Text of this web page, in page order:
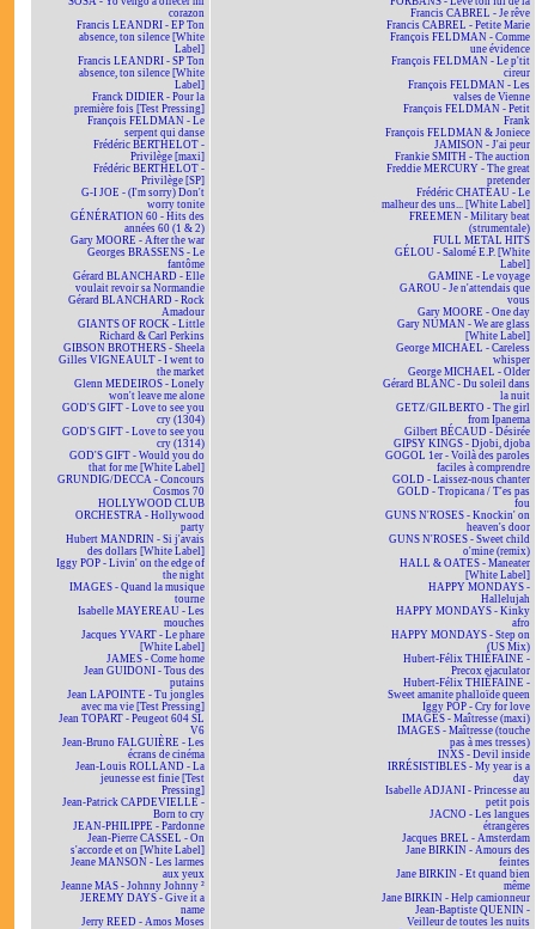
corazon
Francis LEANDRI - EP Ton
absence, ton silence [White
Label]
Francis LEANDRI - SP Ton
absence, ton silence [White
Label]
Franck DIDIER - Pour la
première fois [Test Pressing]
François FELDMAN - Le
serpent qui danse
Frédéric BERTHELOT -
Privilège [maxi]
Frédéric BERTHELOT -
Privilège [SP]
G-I JOE - (I'm sorry) Don't
worry tonite
GÉNÉRATION 60 - Hits des
années 60 (1 & 2)
Gary MOORE - After the war
Georges BRASSENS - Le
fantôme
Gérard BLANCHARD - Elle
voulait revoir sa Normandie
Gérard BLANCHARD - Rock
Amadour
GIANTS OF ROCK - Little
Richard & Carl Perkins
GIBSON BROTHERS - Sheela
Gilles VIGNEAULT - I went to
the market
Glenn MEDEIROS - Lonely
won't leave me alone
GOD'S GIFT - Love to see you
cry (1304)
GOD'S GIFT - Love to see you
cry (1314)
GOD'S GIFT - Would you do
that for me [White Label]
GRUNDIG/DECCA - Concours
Cosmos 70
HOLLYWOOD CLUB
ORCHESTRA - Hollywood
party
Hubert MANDRIN - Si j'avais
des dollars [White Label]
Iggy POP - Livin' on the edge of
the night
IMAGES - Quand la musique
tourne
Isabelle MAYEREAU - Les
mouches
Jacques YVART - Le phare
[White Label]
JAMES - Come home
Jean GUIDONI - Tous des
putains
Jean LAPOINTE - Tu jongles
avec ma vie [Test Pressing]
Jean TOPART - Peugeot 604 SL
V6
Jean-Bruno FALGUIÈRE - Les
écrans de cinéma
Jean-Louis ROLLAND - La
jeunesse est finie [Test
Pressing]
Jean-Patrick CAPDEVIELLE -
Born to cry
JEAN-PHILIPPE - Pardonne
Jean-Pierre CASSEL - On
s'accorde et on [White Label]
Jeane MANSON - Les larmes
aux yeux
Jeanne MAS - Johnny Johnny ²
JEREMY DAYS - Give it a
name
Jerry REED - Amos Moses
Francis CABREL - Je rêve
Francis CABREL - Petite Marie
François FELDMAN - Comme
une évidence
François FELDMAN - Le p'tit
cireur
François FELDMAN - Les
valses de Vienne
François FELDMAN - Petit
Frank
François FELDMAN & Joniece
JAMISON - J'ai peur
Frankie SMITH - The auction
Freddie MERCURY - The great
pretender
Frédéric CHATEAU - Le
malheur des uns... [White Label]
FREEMEN - Military beat
(strumentale)
FULL METAL HITS
GÉLOU - Salomé E.P. [White
Label]
GAMINE - Le voyage
GAROU - Je n'attendais que
vous
Gary MOORE - One day
Gary NUMAN - We are glass
[White Label]
George MICHAEL - Careless
whisper
George MICHAEL - Older
Gérard BLANC - Du soleil dans
la nuit
GETZ/GILBERTO - The girl
from Ipanema
Gilbert BÉCAUD - Désirée
GIPSY KINGS - Djobi, djoba
GOGOL 1er - Voilà des paroles
faciles à comprendre
GOLD - Laissez-nous chanter
GOLD - Tropicana / T'es pas
fou
GUNS N'ROSES - Knockin' on
heaven's door
GUNS N'ROSES - Sweet child
o'mine (remix)
HALL & OATES - Maneater
[White Label]
HAPPY MONDAYS -
Hallelujah
HAPPY MONDAYS - Kinky
afro
HAPPY MONDAYS - Step on
(US Mix)
Hubert-Félix THIÉFAINE -
Precox ejaculator
Hubert-Félix THIÉFAINE -
Sweet amanite phalloïde queen
Iggy POP - Cry for love
IMAGES - Maîtresse (maxi)
IMAGES - Maîtresse (touche
pas à mes tresses)
INXS - Devil inside
IRRÉSISTIBLES - My year is a
day
Isabelle ADJANI - Princesse au
petit pois
JACNO - Les langues
étrangères
Jacques BREL - Amsterdam
Jane BIRKIN - Amours des
feintes
Jane BIRKIN - Et quand bien
même
Jane BIRKIN - Help camionneur
Jean-Baptiste QUENIN -
Veilleur de toutes les nuits